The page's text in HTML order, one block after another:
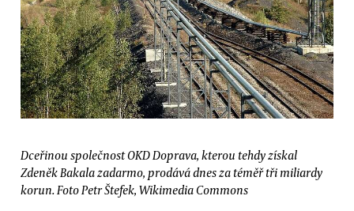
Dceřinou společnost OKD Doprava, kterou tehdy získal
Zdeněk Bakala zadarmo, prodává dnes za téměř tři miliardy
korun. Foto Petr Štefek, Wikimedia Commons